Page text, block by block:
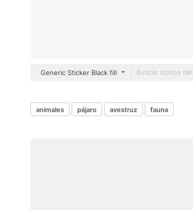
Generic Sticker Black fill
animales pájaro avestruz fauna